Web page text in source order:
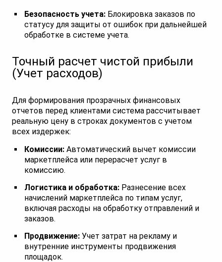
Безопасность учета: Блокировка заказов по
статусу для защиты от ошибок при дальнейшей
обработке в системе учета.
Точный расчет чистой прибыли
(Учет расходов)
Для формирования прозрачных финансовых
отчетов перед клиентами система рассчитывает
реальную цену в строках документов с учетом
всех издержек:
Комиссии: Автоматический вычет комиссии
маркетплейса или перерасчет услуг в
комиссию.
Логистика и обработка: Разнесение всех
начислений маркетплейса по типам услуг,
включая расходы на обработку отправлений и
заказов.
Продвижение: Учет затрат на рекламу и
внутренние инструменты продвижения
площадок.